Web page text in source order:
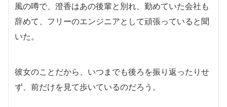
風の噂で、澄香はあの後輩と別れ、勤めていた会社も
辞めて、フリーのエンジニアとして頑張っていると聞
いた。
彼女のことだから、いつまでも後ろを振り返ったりせ
ず、前だけを見て歩いているのだろう。